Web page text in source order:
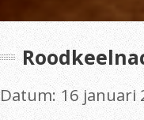
Datum: 16 januari